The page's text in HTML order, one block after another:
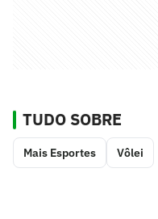
TUDO SOBRE
Mais Esportes Vôlei